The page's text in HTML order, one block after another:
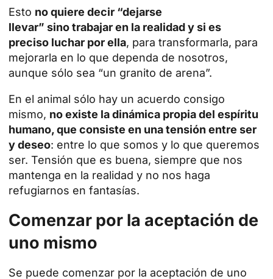
Esto no quiere decir “dejarse
llevar” sino trabajar en la realidad y si es
preciso luchar por ella, para transformarla, para
mejorarla en lo que dependa de nosotros,
aunque sólo sea “un granito de arena”.
En el animal sólo hay un acuerdo consigo
mismo, no existe la dinámica propia del espíritu
humano, que consiste en una tensión entre ser
y deseo: entre lo que somos y lo que queremos
ser. Tensión que es buena, siempre que nos
mantenga en la realidad y no nos haga
refugiarnos en fantasías.
Comenzar por la aceptación de
uno mismo
Se puede comenzar por la aceptación de uno